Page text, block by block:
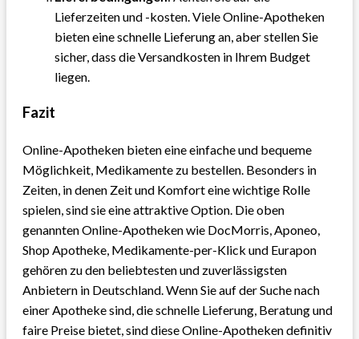
Lieferzeiten und -kosten. Viele Online-Apotheken
bieten eine schnelle Lieferung an, aber stellen Sie
sicher, dass die Versandkosten in Ihrem Budget
liegen.
Fazit
Online-Apotheken bieten eine einfache und bequeme
Möglichkeit, Medikamente zu bestellen. Besonders in
Zeiten, in denen Zeit und Komfort eine wichtige Rolle
spielen, sind sie eine attraktive Option. Die oben
genannten Online-Apotheken wie DocMorris, Aponeo,
Shop Apotheke, Medikamente-per-Klick und Eurapon
gehören zu den beliebtesten und zuverlässigsten
Anbietern in Deutschland. Wenn Sie auf der Suche nach
einer Apotheke sind, die schnelle Lieferung, Beratung und
faire Preise bietet, sind diese Online-Apotheken definitiv